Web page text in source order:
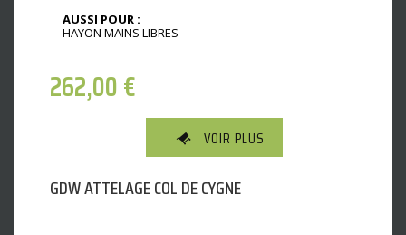
AUSSI POUR :
HAYON MAINS LIBRES
262,00€
VOIR PLUS
GDW ATTELAGE COL DE CYGNE